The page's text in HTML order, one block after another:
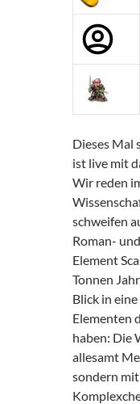
Dieses Mal
ist live mit
Wir reden
schweifen
Roman-
Element
Tonnen
Blick in eine
Elementen
haben: Die
allesamt
sondern